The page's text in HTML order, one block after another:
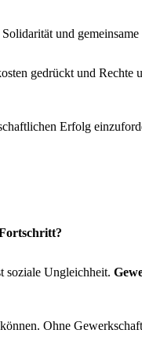
und
gedrückt und Rechte
Erfolg
soziale Ungleichheit.
Ohne